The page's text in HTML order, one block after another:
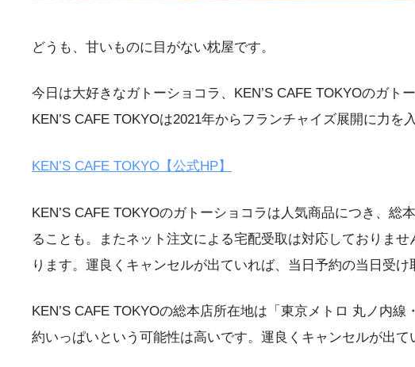
どうも、甘いものに目がない枕屋です。
今日は大好きなガトーショコラ、KEN’S CAFE TOKYOのガ
KEN’S CAFE TOKYOは2021年からフランチャイズ展開に力を
KEN’S CAFE TOKYO【公式HP】
KEN’S CAFE TOKYOのガトーショコラは人気商品につき、
ることも。またネット注文による宅配受取は対応しておりま
ります。運良くキャンセルが出ていれば、当日予約の当日受け
KEN’S CAFE TOKYOの総本店所在地は「東京メトロ 丸ノ内
約いっぱいという可能性は高いです。運良くキャンセルが出